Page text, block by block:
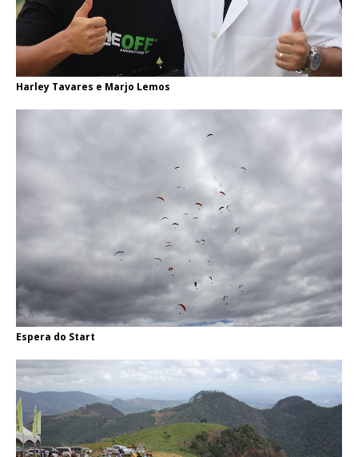
Harley Tavares e Marjo Lemos
Espera do Start